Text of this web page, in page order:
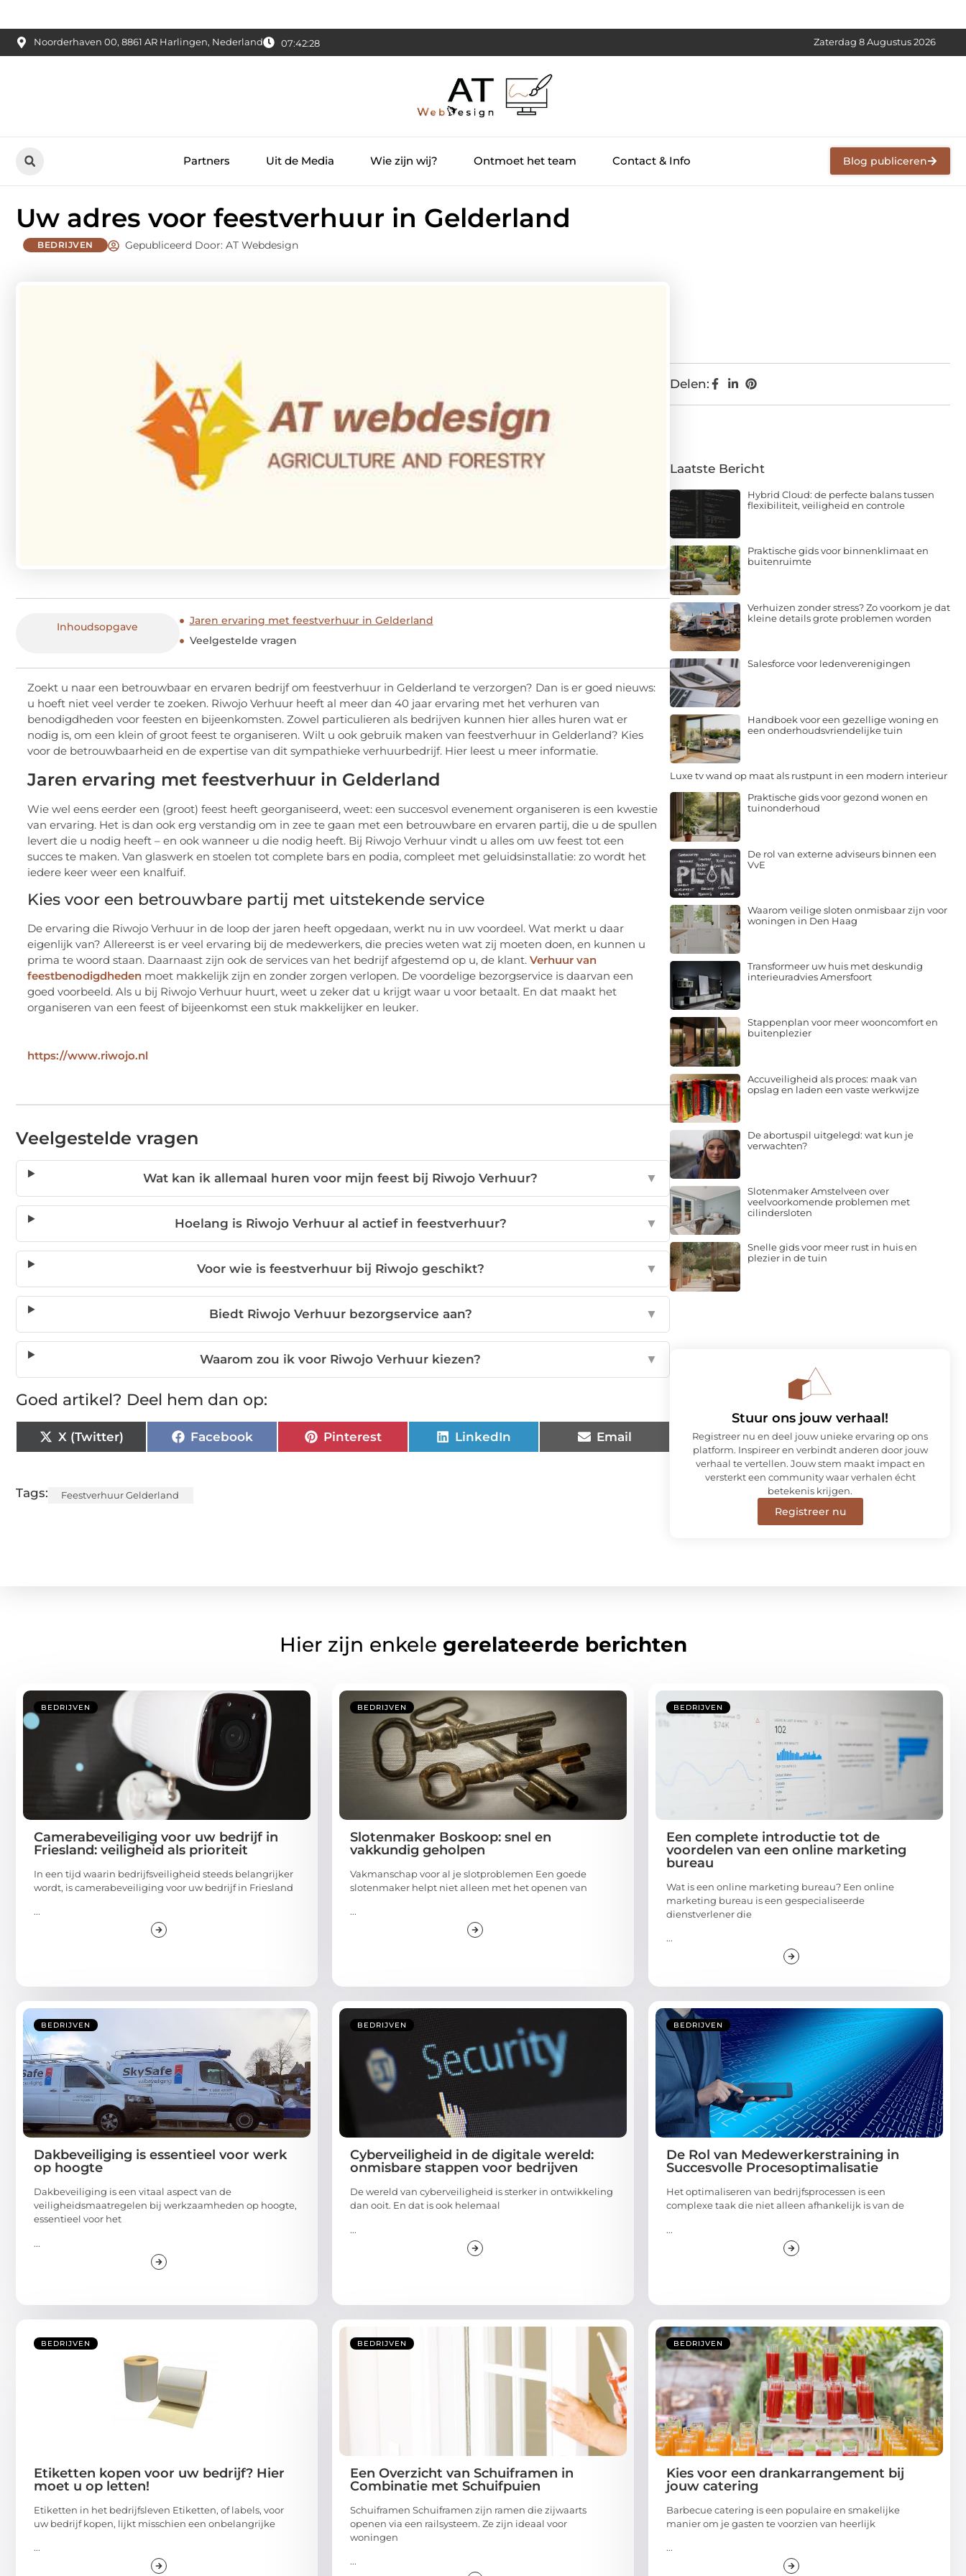
Uw adres voor feestverhuur in Gelderland
BEDRIJVEN Gepubliceerd Door: AT Webdesign
Inhoudsopgave
Jaren ervaring met feestverhuur in Gelderland
Veelgestelde vragen
Zoekt u naar een betrouwbaar en ervaren bedrijf om feestverhuur in Gelderland te verzorgen? Dan is er goed nieuws:
u hoeft niet veel verder te zoeken. Riwojo Verhuur heeft al meer dan 40 jaar ervaring met het verhuren van
benodigdheden voor feesten en bijeenkomsten. Zowel particulieren als bedrijven kunnen hier alles huren wat er
nodig is, om een klein of groot feest te organiseren. Wilt u ook gebruik maken van feestverhuur in Gelderland? Kies
voor de betrouwbaarheid en de expertise van dit sympathieke verhuurbedrijf. Hier leest u meer informatie.
Jaren ervaring met feestverhuur in Gelderland
Wie wel eens eerder een (groot) feest heeft georganiseerd, weet: een succesvol evenement organiseren is een kwestie
van ervaring. Het is dan ook erg verstandig om in zee te gaan met een betrouwbare en ervaren partij, die u de spullen
levert die u nodig heeft – en ook wanneer u die nodig heeft. Bij Riwojo Verhuur vindt u alles om uw feest tot een
succes te maken. Van glaswerk en stoelen tot complete bars en podia, compleet met geluidsinstallatie: zo wordt het
iedere keer weer een knalfuif.
Kies voor een betrouwbare partij met uitstekende service
De ervaring die Riwojo Verhuur in de loop der jaren heeft opgedaan, werkt nu in uw voordeel. Wat merkt u daar
eigenlijk van? Allereerst is er veel ervaring bij de medewerkers, die precies weten wat zij moeten doen, en kunnen u
prima te woord staan. Daarnaast zijn ook de services van het bedrijf afgestemd op u, de klant. Verhuur van
feestbenodigdheden moet makkelijk zijn en zonder zorgen verlopen. De voordelige bezorgservice is daarvan een
goed voorbeeld. Als u bij Riwojo Verhuur huurt, weet u zeker dat u krijgt waar u voor betaalt. En dat maakt het
organiseren van een feest of bijeenkomst een stuk makkelijker en leuker.
https://www.riwojo.nl
Veelgestelde vragen
Wat kan ik allemaal huren voor mijn feest bij Riwojo Verhuur? ▼
Hoelang is Riwojo Verhuur al actief in feestverhuur? ▼
Voor wie is feestverhuur bij Riwojo geschikt? ▼
Biedt Riwojo Verhuur bezorgservice aan? ▼
Waarom zou ik voor Riwojo Verhuur kiezen? ▼
Goed artikel? Deel hem dan op:
X (Twitter) Facebook Pinterest LinkedIn Email
Tags: Feestverhuur Gelderland
Delen:
Laatste Bericht
Hybrid Cloud: de perfecte balans tussen
flexibiliteit, veiligheid en controle
Praktische gids voor binnenklimaat en
buitenruimte
Verhuizen zonder stress? Zo voorkom je dat
kleine details grote problemen worden
Salesforce voor ledenverenigingen
Handboek voor een gezellige woning en
een onderhoudsvriendelijke tuin
Luxe tv wand op maat als rustpunt in een modern interieur
Praktische gids voor gezond wonen en
tuinonderhoud
De rol van externe adviseurs binnen een
VvE
Waarom veilige sloten onmisbaar zijn voor
woningen in Den Haag
Transformeer uw huis met deskundig
interieuradvies Amersfoort
Stappenplan voor meer wooncomfort en
buitenplezier
Accuveiligheid als proces: maak van
opslag en laden een vaste werkwijze
De abortuspil uitgelegd: wat kun je
verwachten?
Slotenmaker Amstelveen over
veelvoorkomende problemen met
cilindersloten
Snelle gids voor meer rust in huis en
plezier in de tuin
Stuur ons jouw verhaal!
Registreer nu en deel jouw unieke ervaring op ons
platform. Inspireer en verbindt anderen door jouw
verhaal te vertellen. Jouw stem maakt impact en
versterkt een community waar verhalen écht
betekenis krijgen.
Registreer nu
Hier zijn enkele gerelateerde berichten
BEDRIJVEN
Camerabeveiliging voor uw bedrijf in
Friesland: veiligheid als prioriteit
In een tijd waarin bedrijfsveiligheid steeds belangrijker
wordt, is camerabeveiliging voor uw bedrijf in Friesland
...
BEDRIJVEN
Slotenmaker Boskoop: snel en
vakkundig geholpen
Vakmanschap voor al je slotproblemen Een goede
slotenmaker helpt niet alleen met het openen van
...
BEDRIJVEN
Een complete introductie tot de
voordelen van een online marketing
bureau
Wat is een online marketing bureau? Een online
marketing bureau is een gespecialiseerde
dienstverlener die
...
BEDRIJVEN
Dakbeveiliging is essentieel voor werk
op hoogte
Dakbeveiliging is een vitaal aspect van de
veiligheidsmaatregelen bij werkzaamheden op hoogte,
essentieel voor het
...
BEDRIJVEN
Cyberveiligheid in de digitale wereld:
onmisbare stappen voor bedrijven
De wereld van cyberveiligheid is sterker in ontwikkeling
dan ooit. En dat is ook helemaal
...
BEDRIJVEN
De Rol van Medewerkerstraining in
Succesvolle Procesoptimalisatie
Het optimaliseren van bedrijfsprocessen is een
complexe taak die niet alleen afhankelijk is van de
...
BEDRIJVEN
Etiketten kopen voor uw bedrijf? Hier
moet u op letten!
Etiketten in het bedrijfsleven Etiketten, of labels, voor
uw bedrijf kopen, lijkt misschien een onbelangrijke
...
BEDRIJVEN
Een Overzicht van Schuiframen in
Combinatie met Schuifpuien
Schuiframen Schuiframen zijn ramen die zijwaarts
openen via een railsysteem. Ze zijn ideaal voor
woningen
...
BEDRIJVEN
Kies voor een drankarrangement bij
jouw catering
Barbecue catering is een populaire en smakelijke
manier om je gasten te voorzien van heerlijk
...